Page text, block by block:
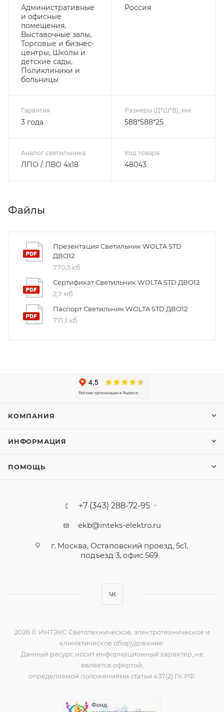
Административные
и офисные
помещения,
Выставочные залы,
Торговые и бизнес-
центры, Школы и
детские сады,
Поликлиники и
больницы
Россия
Гарантия
3 года
Размеры (Д*Ш*В), мм
588*588*25
Аналог светильника
ЛПО / ЛВО 4х18
Код товара
48043
Файлы
Презентация Светильник WOLTA STD
ДВО12
770,5 кб
Сертификат Светильник WOLTA STD ДВО12
2,7 мб
Паспорт Светильник WOLTA STD ДВО12
771,1 кб
КОМПАНИЯ
ИНФОРМАЦИЯ
ПОМОЩЬ
+7 (343) 288-72-95
ekb@inteks-elektro.ru
г. Москва, Остаповский проезд, 5с1,
подъезд 3, офис 569
2026 © ИНТЭКС Светотехническое, электротехническое и
климатическое оборудование.
Данный ресурс носит информационный характер, не
является офертой,
определяемой положениями статьи 437(2) ГК РФ.